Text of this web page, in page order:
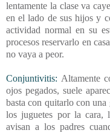
lentamente la clase va
en el lado de sus hijos y
actividad normal en su
procesos reservarlo en
no vaya a peor.
Conjuntivitis: Altamente
ojos pegados, suele
basta con quitarlo con una
los juguetes por la cara,
avisan a los padres